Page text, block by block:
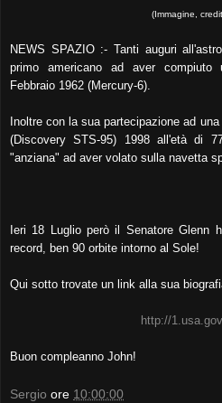
(Immagine,
NEWS SPAZIO :- Tanti auguri
primo americano ad aver compiuto
Febbraio 1962 (Mercury-6).
Inoltre con la sua partecipazione ad
(Discovery STS-95) 1998 all'età di
"anziana" ad aver volato sulla navetta
Ieri 18 Luglio però il Senatore Glenn
record, ben 90 orbite intorno al Sole!
Qui sotto trovate un link alla sua
http://
Buon compleanno John!
Sergio ore 10:00:00